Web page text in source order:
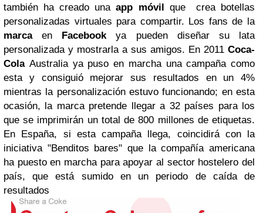
también ha creado unaapp móvil que crea botellas
personalizadas virtuales para compartir. Los fans de la
marcaen Facebookya pueden diseñar su lata
personalizada y mostrarla a sus amigos. En 2011 Coca-
ColaAustralia ya puso en marcha una campaña como
esta y consiguió mejorar sus resultados en un 4%
mientras la personalización estuvo funcionando; en esta
ocasión, la marca pretende llegar a 32 países para los
que se imprimirán un total de 800 millones de etiquetas.
En España, si esta campaña llega, coincidirá con la
iniciativa "Benditos bares" que la compañía americana
ha puesto en marcha para apoyar al sector hostelero del
país, que está sumido en un periodo de caída de
resultados